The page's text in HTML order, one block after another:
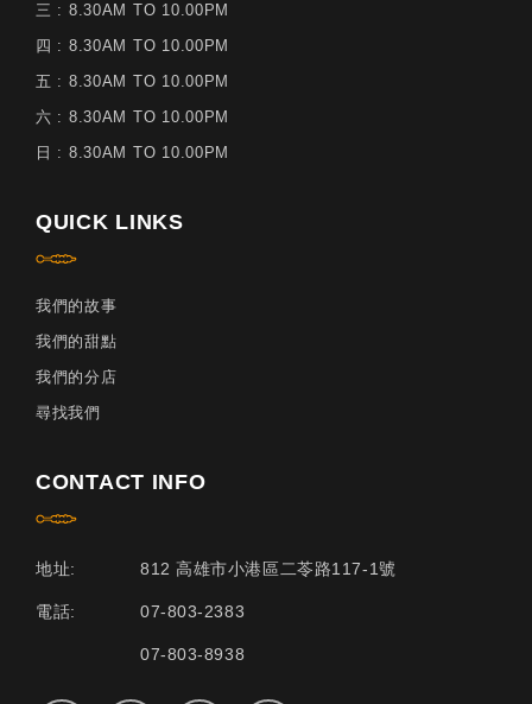
三 : 8.30AM TO 10.00PM
四 : 8.30AM TO 10.00PM
五 : 8.30AM TO 10.00PM
六 : 8.30AM TO 10.00PM
日 : 8.30AM TO 10.00PM
QUICK LINKS
我們的故事
我們的甜點
我們的分店
尋找我們
CONTACT INFO
地址: 812 高雄市小港區二苓路117-1號
電話: 07-803-2383
07-803-8938